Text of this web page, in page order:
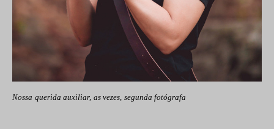
Nossa querida auxiliar, as vezes, segunda fotógrafa